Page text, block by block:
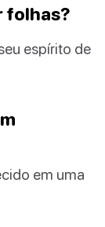
folhas?
espírito de
em uma